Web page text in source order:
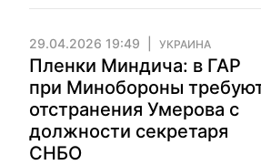
29.04.2026 19:49 УКРАИНА
Пленки Миндича: в ГАР
при Минобороны
отстранения Умерова с
должности секретаря
СНБО